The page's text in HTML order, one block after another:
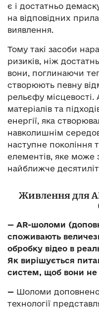
є і достатньо
на відповідних
виявлення.
Тому такі засоби
ризиків, ніж
вони, поглинаючи
створюють певну
рельєфу місцевості.
матеріалів та
енергії, яка
навколишнім
наступне покоління
елементів, яке може
найближче
Живлення для
— AR-шоломи
споживають
обробку відео в
Як вирішується
систем, щоб вони не
— Шоломи
технології